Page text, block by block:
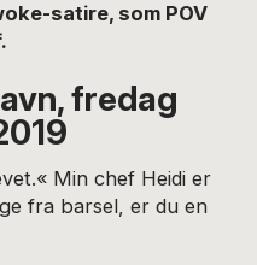
satire, som POV
fredag
Min chef Heidi er
fra barsel, er du en